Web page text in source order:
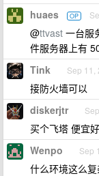
huaes OP
@ttvast 一台服
件服务器上有
Tink Sep 11,
接防火墙可以
diskerjtr
买个飞塔 便宜
Wenpo Sep
什么环境这么